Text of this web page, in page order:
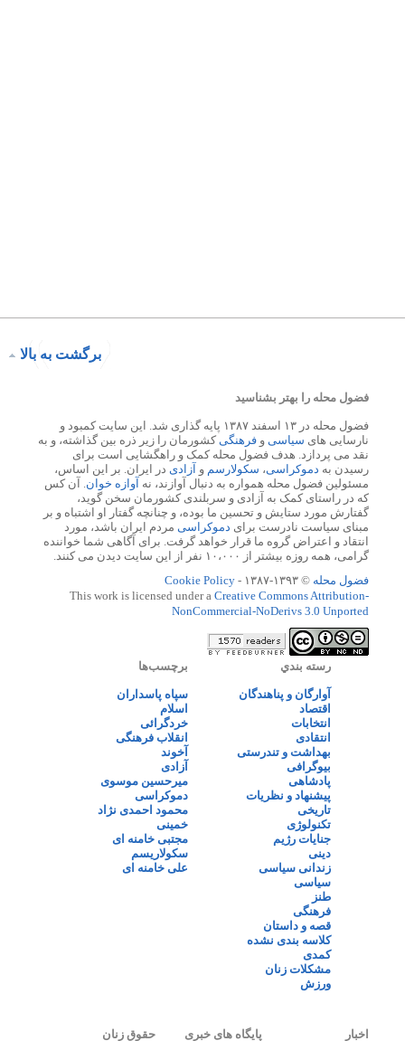
برگشت به بالا
فضول محله را بهتر بشناسید
فضول محله در ۱۳ اسفند ۱۳۸۷ پایه گذاری شد. این سایت کمبود و
نارسایی های سیاسی و فرهنگیکشورمان را زیر ذره بین گذاشته، و به
نقد می پردازد. هدف فضول محله کمک و راهگشایی است برای
رسیدن به دموکراسی، سکولارسم و آزادی در ایران. بر این اساس،
مسئولین فضول محله همواره به دنبال آوازند، نه آوازه خوان. آن کس
که در راستای کمک به آزادی و سربلندی کشورمان سخن گوید،
گفتارش مورد ستایش و تحسین ما بوده، و چنانچه گفتار او اشتباه و بر
مبنای سیاست نادرست برای دموکراسی مردم ایران باشد، مورد
انتقاد و اعتراض گروه ما قرار خواهد گرفت. برای آگاهی شما خواننده
گرامی، همه روزه بیشتر از ۱۰،۰۰۰ نفر از این سایت دیدن می کنند.
فضول محله © ۱۳۹۳-۱۳۸۷ -
Cookie Policy
This work is licensed under a Creative Commons Attribution-
NonCommercial-NoDerivs 3.0 Unported
رسته بندي
آوارگان و پناهندگان
اقتصاد
انتخابات
انتقادی
بهداشت و تندرستی
بیوگرافی
پادشاهی
پیشنهاد و نظریات
تاریخی
تکنولوژی
جنایات رژیم
دینی
زندانی سیاسی
سیاسی
طنز
فرهنگی
قصه و داستان
کلاسه بندی نشده
کمدی
مشکلات زنان
ورزش
برچسب‌ها
سپاه پاسداران
اسلام
خردگرائی
انقلاب فرهنگی
آخوند
آزادی
میرحسین موسوی
دموکراسی
محمود احمدی نژاد
خمینی
مجتبی خامنه ای
سکولاریسم
علی خامنه ای
اخبار پایگاه های خبری حقوق زنان